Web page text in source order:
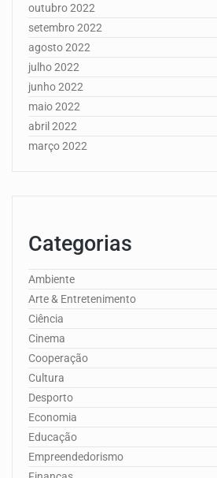
outubro 2022
setembro 2022
agosto 2022
julho 2022
junho 2022
maio 2022
abril 2022
março 2022
Categorias
Ambiente
Arte & Entretenimento
Ciência
Cinema
Cooperação
Cultura
Desporto
Economia
Educação
Empreendedorismo